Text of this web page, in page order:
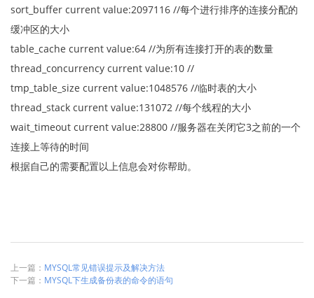
sort_buffer current value:2097116 //每个进行排序的连接分配的
缓冲区的大小
table_cache current value:64 //为所有连接打开的表的数量
thread_concurrency current value:10 //
tmp_table_size current value:1048576 //临时表的大小
thread_stack current value:131072 //每个线程的大小
wait_timeout current value:28800 //服务器在关闭它3之前的一个
连接上等待的时间
根据自己的需要配置以上信息会对你帮助。
上一篇： MYSQL常见错误提示及解决方法
下一篇： MYSQL下生成备份表的命令的语句